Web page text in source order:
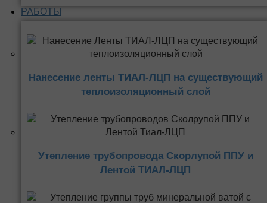
РАБОТЫ
Нанесение ленты ТИАЛ-ЛЦП на существующий
теплоизоляционный слой
Утепление трубопровода Скорлупой ППУ и
Лентой ТИАЛ-ЛЦП